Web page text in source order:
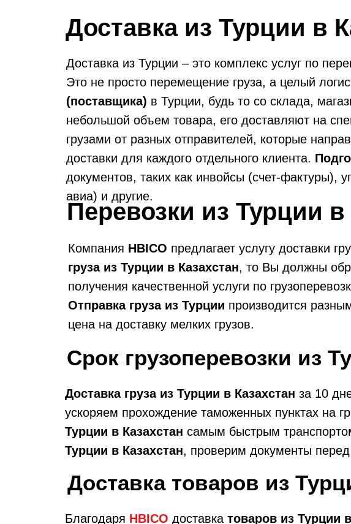
Доставка из Турции в
Доставка из Турции – это комплекс услуг по
Это не просто перемещение груза, а целый
(поставщика) в Турции, будь то со склада,
небольшой объем товара, его доставляют на
грузами от разных отправителей, которые
доставки для каждого отдельного клиента.
документов, таких как инвойсы (счет-фактуры),
авиа) и другие.
Компания HBICO предлагает услугу доставки
груза из Турции в Казахстан, то Вы должны
получения качественной услуги по
Отправка груза из Турции производится
цена на доставку мелких грузов.
Перевозки из Турции в
Срок грузоперевозки из
Доставка груза из Турции в Казахстан за 10
ускоряем прохождение таможенных пунктах на
Турции в Казахстан самым быстрым
Турции в Казахстан, проверим документы
Доставка товаров из
Благодаря HBICO доставка товаров из Турции